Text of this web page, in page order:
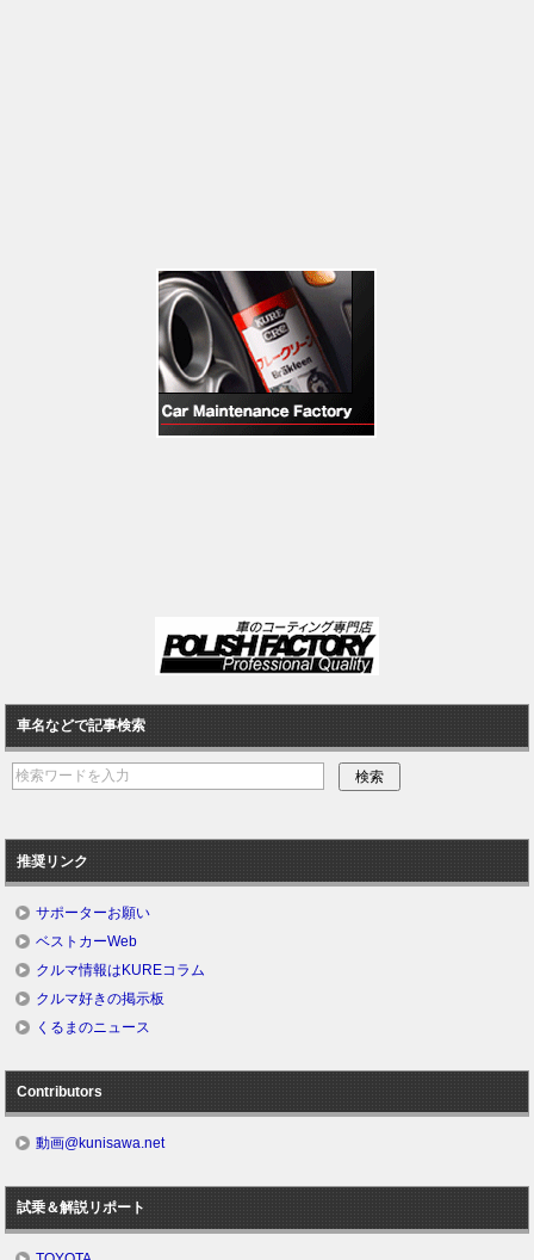
車名などで記事検索
推奨リンク
サポーターお願い
ベストカーWeb
クルマ情報はKUREコラム
クルマ好きの掲示板
くるまのニュース
Contributors
動画@kunisawa.net
試乗＆解説リポート